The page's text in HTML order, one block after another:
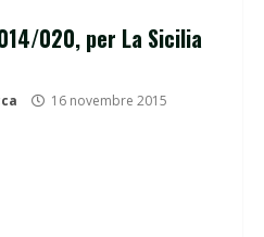
020, per La Sicilia
16 novembre 2015